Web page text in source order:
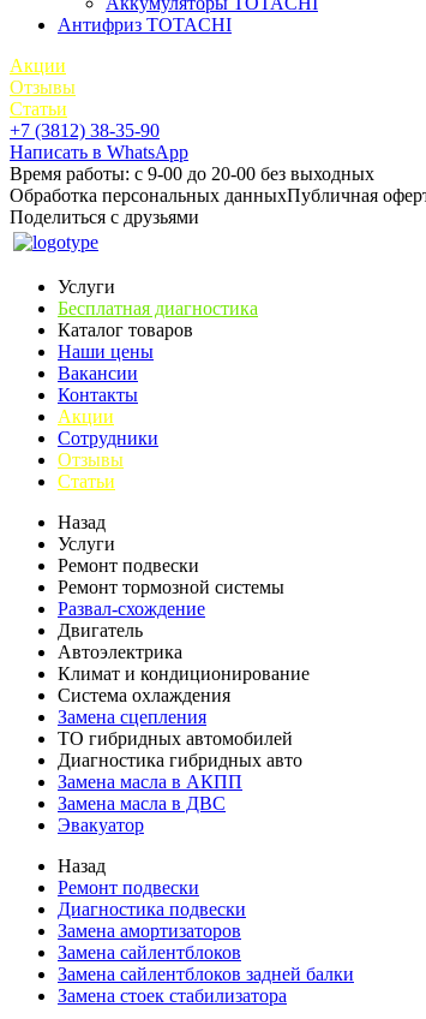
Антифриз TOTACHI
Акции
Отзывы
Статьи
+7 (3812) 38-35-90
Написать в WhatsApp
Время работы: с 9-00 до 20-00 без выходных
Обработка персональных данныхПубличная
Поделиться с друзьями
Услуги
Бесплатная диагностика
Каталог товаров
Наши цены
Вакансии
Контакты
Акции
Сотрудники
Отзывы
Статьи
Назад
Услуги
Ремонт подвески
Ремонт тормозной системы
Развал-схождение
Двигатель
Автоэлектрика
Климат и кондиционирование
Система охлаждения
Замена сцепления
ТО гибридных автомобилей
Диагностика гибридных авто
Замена масла в АКПП
Замена масла в ДВС
Эвакуатор
Назад
Ремонт подвески
Диагностика подвески
Замена амортизаторов
Замена сайлентблоков
Замена сайлентблоков задней балки
Замена стоек стабилизатора